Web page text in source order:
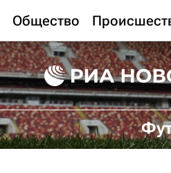
Общество